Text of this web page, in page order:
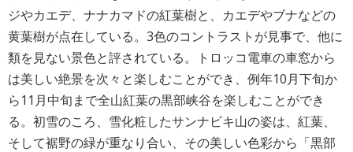
ジやカエデ、ナナカマドの紅葉樹と、カエデやブナなどの
黄葉樹が点在している。3色のコントラストが見事で、他に
類を見ない景色と評されている。トロッコ電車の車窓から
は美しい絶景を次々と楽しむことができ、例年10月下旬か
ら11月中旬まで全山紅葉の黒部峡谷を楽しむことができ
る。初雪のころ、雪化粧したサンナビキ山の姿は、紅葉、
そして裾野の緑が重なり合い、その美しい色彩から「黒部